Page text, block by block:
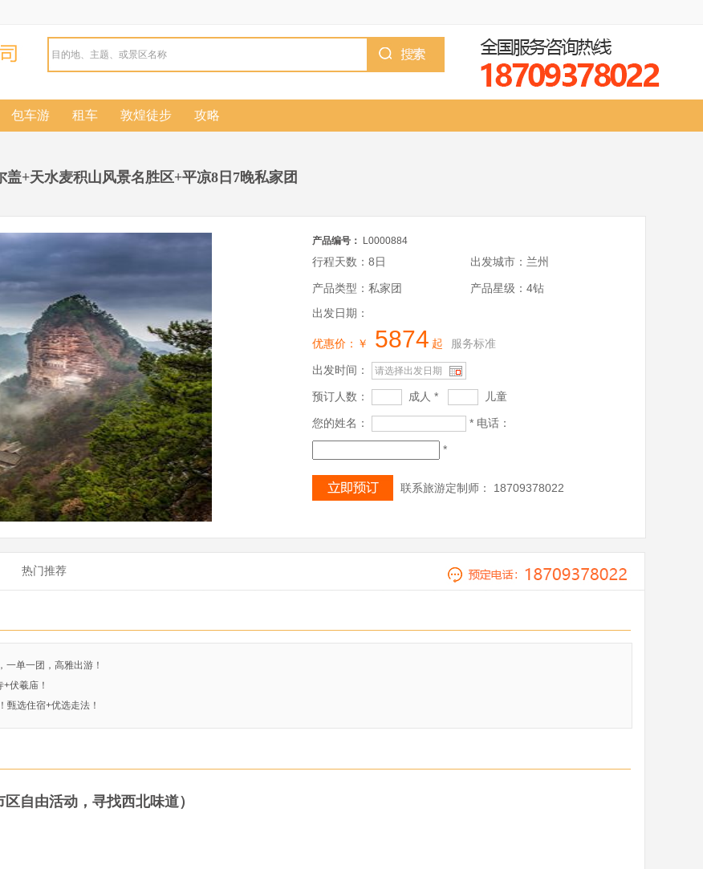
包车游 租车 敦煌徒步 攻略
+天水麦积山风景名胜区+平凉8日7晚私家团
产品编号： L0000884
行程天数：8日 出发城市：兰州
产品类型：私家团
产品星级：4钻
出发日期：
优惠价：￥ 5874 起 服务标准
出发时间：
预订人数： 成人 * 儿童
您的姓名： * 电话：
*
联系旅游定制师： 18709378022
热门推荐
单一团，高雅出游！
伏羲庙！
选住宿+优选走法！
自由活动，寻找西北味道）